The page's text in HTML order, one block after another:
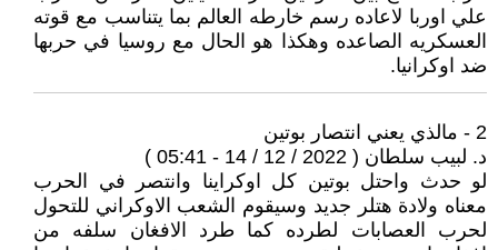
علي اوربا لاعاده رسم خارطه العالم بما يتناسب مع قوته
العسكريه الصاعده وهكذا هو الحال مع روسيا في حربها
ضد اوكرانيا.
2 - ‏مالذي يعني انتصار بوتين
د. لبيب سلطان ( 2022 / 12 / 14 - 05:41 )
لو حدث واحتل بوتين كل اوكراينا وانتصر في الحرب
معناه ولادة هتلر جديد وسيقوم الشعب الاوكراني للتحول
لحرب العصابات لطرده كما طرد الافغان سلفه من